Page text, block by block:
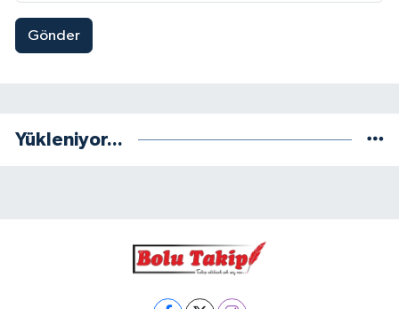
Gönder
Yükleniyor...